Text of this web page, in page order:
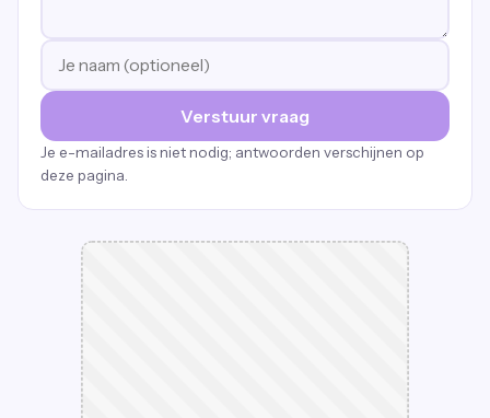
Verstuur vraag
Je e-mailadres is niet nodig; antwoorden verschijnen op
deze pagina.